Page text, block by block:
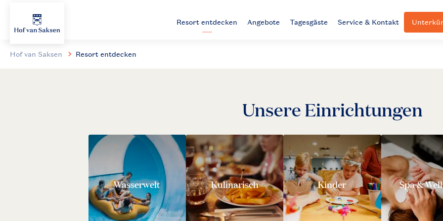
Resort entdecken Angebote Tagesgäste Service & Kontakt
Hof van Saksen Resort entdecken
Unsere Einrichtungen
Wasserwelt Kulinarisch Kinder Spa &